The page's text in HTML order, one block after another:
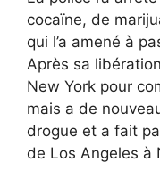
cocaïne, de
qui l’a amené à
Après sa
New York pour
mais a de
drogue et a fait
de Los Angeles à